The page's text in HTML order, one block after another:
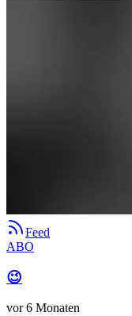
Feed
ABO
😉
vor 6 Monaten